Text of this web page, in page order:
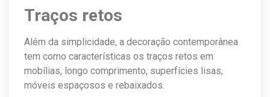
Traços retos
Além da simplicidade, a decoração contemporânea
tem como características os traços retos em
mobílias, longo comprimento, superfícies lisas,
móveis espaçosos e rebaixados.